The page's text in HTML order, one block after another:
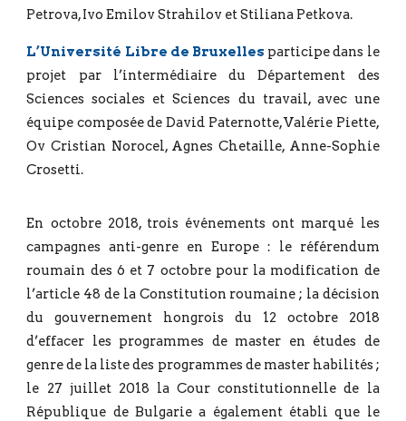
Petrova, Ivo Emilov Strahilov et Stiliana Petkova.
L’Université Libre de Bruxelles participe dans le
projet par l’intermédiaire du Département des
Sciences sociales et Sciences du travail, avec une
équipe composée de David Paternotte, Valérie Piette,
Ov Cristian Norocel, Agnes Chetaille, Anne-Sophie
Crosetti.
En octobre 2018, trois événements ont marqué les
campagnes anti-genre en Europe : le référendum
roumain des 6 et 7 octobre pour la modification de
l’article 48 de la Constitution roumaine ; la décision
du gouvernement hongrois du 12 octobre 2018
d’effacer les programmes de master en études de
genre de la liste des programmes de master habilités ;
le 27 juillet 2018 la Cour constitutionnelle de la
République de Bulgarie a également établi que le